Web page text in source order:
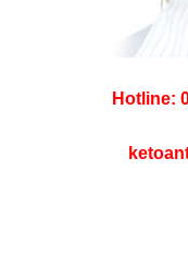
Hotline: